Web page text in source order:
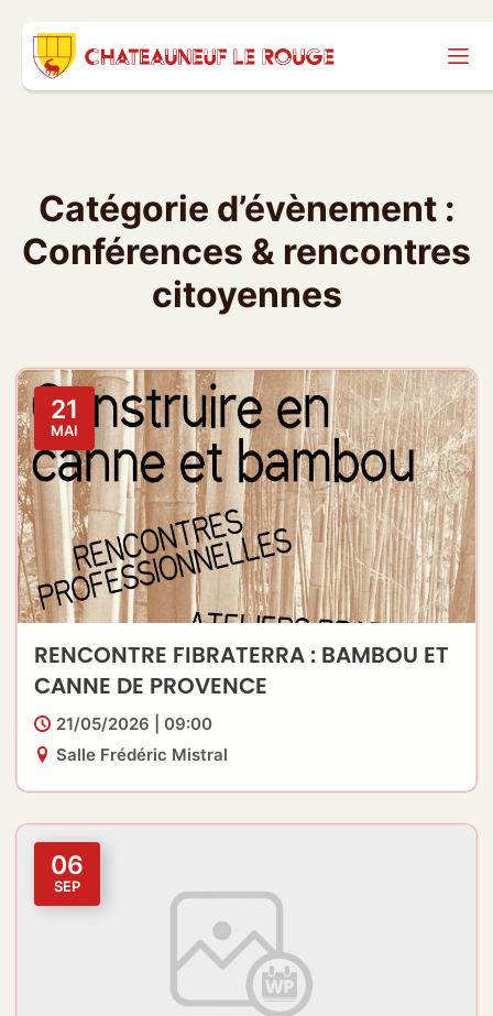
Catégorie d’évènement :
Conférences & rencontres
citoyennes
21
MAI
RENCONTRE FIBRATERRA : BAMBOU ET
CANNE DE PROVENCE
21/05/2026 | 09:00
Salle Frédéric Mistral
06
SEP